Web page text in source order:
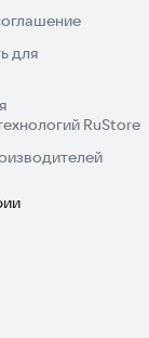
для
RuStore